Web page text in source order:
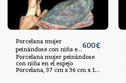
Porcelana mujer
peinándose con niña en
el espejo
600€
Porcelana mujer peinándose
con niña en el espejo
Porcelana, 37 cm x 36 cm x 19